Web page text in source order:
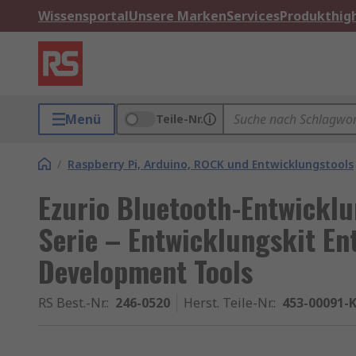
WissensportalUnsere MarkenServices
Menü Teile-Nr.
/ Raspberry Pi, Arduino, ROCK und Entwicklungstools
Ezurio Bluetooth-
Serie – Entwicklungskit
Development Tools
RS Best.-Nr.: 246-0520 Herst. Teile-Nr.: 453-00091-